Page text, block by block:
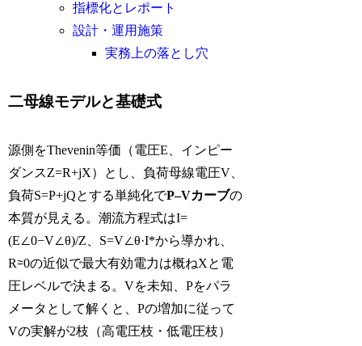
指標化とレポート
設計・運用施策
実務上の落とし穴
二母線モデルと基礎式
源側をThevenin等価（電圧E、インピー
ダンスZ=R+jX）とし、負荷母線電圧V、
負荷S=P+jQとする単純化でP–Vカーブの
本質が見える。潮流方程式はI=
(E∠0−V∠θ)/Z、S=V∠θ·I*から導かれ、
R≃0の近似で最大有効電力は概ねXと電
圧レベルで決まる。Vを未知、Pをパラ
メータとして解くと、Pの増加に従って
Vの実解が2枝（高電圧枝・低電圧枝）